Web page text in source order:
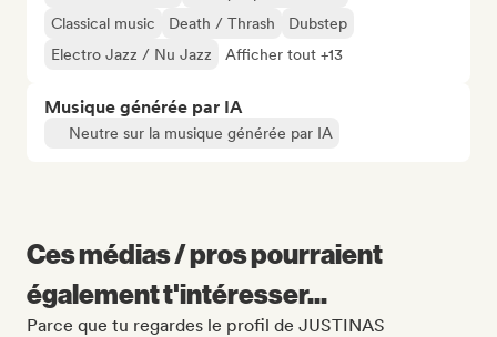
Classical music
Death / Thrash
Dubstep
Electro Jazz / Nu Jazz
Afficher tout +13
Musique générée par IA
Neutre sur la musique générée par IA
Ces médias / pros pourraient
également t'intéresser...
Parce que tu regardes le profil de JUSTINAS